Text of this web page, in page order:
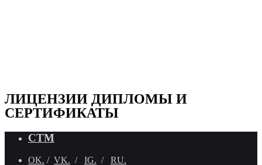
ЛИЦЕНЗИИ ДИПЛОМЫ И
СЕРТИФИКАТЫ
СТМ
OK. / VK. / IG. / RU.